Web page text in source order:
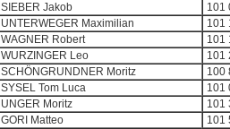
SIEBER Jakob
101
UNTERWEGER Maximilian
101
WAGNER Robert
101
WURZINGER Leo
101
SCHÖNGRUNDNER Moritz
100
SYSEL Tom Luca
101
UNGER Moritz
101
GORI Matteo
101